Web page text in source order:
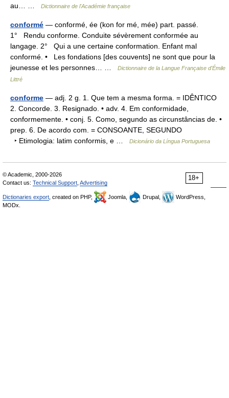
au… …
Dictionnaire de l'Académie française
conformé — conformé, ée (kon for mé, mée) part. passé.
1° Rendu conforme. Conduite sévèrement conformée au
langage. 2° Qui a une certaine conformation. Enfant mal
conformé. • Les fondations [des couvents] ne sont que pour la
jeunesse et les personnes… …
Dictionnaire de la Langue Française d'Émile
Littré
conforme — adj. 2 g. 1. Que tem a mesma forma. = IDÊNTICO
2. Concorde. 3. Resignado. • adv. 4. Em conformidade,
conformemente. • conj. 5. Como, segundo as circunstâncias de. •
prep. 6. De acordo com. = CONSOANTE, SEGUNDO
‣ Etimologia: latim conformis, e …
Dicionário da Língua Portuguesa
18+
© Academic, 2000-2026
Contact us: Technical Support Advertising
Dictionaries export , created on PHP, Joomla, Drupal,
WordPress,
MODx.